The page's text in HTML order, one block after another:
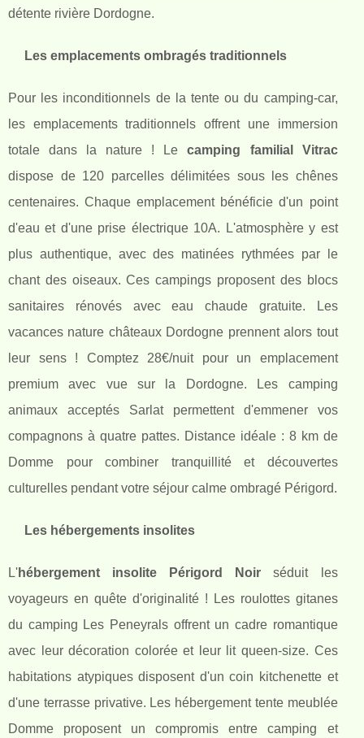
détente rivière Dordogne.
Les emplacements ombragés traditionnels
Pour les inconditionnels de la tente ou du camping-car,
les emplacements traditionnels offrent une immersion
totale dans la nature ! Lecamping familial Vitrac
dispose de 120 parcelles délimitées sous les chênes
centenaires. Chaque emplacement bénéficie d'un point
d'eau et d'une prise électrique 10A. L'atmosphère y est
plus authentique, avec des matinées rythmées par le
chant des oiseaux. Ces campings proposent des blocs
sanitaires rénovés avec eau chaude gratuite. Les
vacances nature châteaux Dordogne prennent alors tout
leur sens ! Comptez 28€/nuit pour un emplacement
premium avec vue sur la Dordogne. Les camping
animaux acceptés Sarlat permettent d'emmener vos
compagnons à quatre pattes. Distance idéale : 8 km de
Domme pour combiner tranquillité et découvertes
culturelles pendant votre séjour calme ombragé Périgord.
Les hébergements insolites
L'hébergement insolite Périgord Noir séduit les
voyageurs en quête d'originalité ! Les roulottes gitanes
du camping Les Peneyrals offrent un cadre romantique
avec leur décoration colorée et leur lit queen-size. Ces
habitations atypiques disposent d'un coin kitchenette et
d'une terrasse privative. Les hébergement tente meublée
Domme proposent un compromis entre camping et